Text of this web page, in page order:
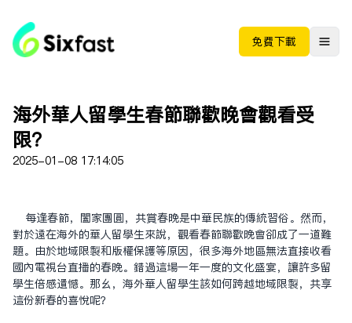
免费下载
海外华人留学生春节联欢晚会观看受
限？
2025-01-08 17:14:05
每逢春节，阖家团圆，共赏春晚是中华民族的传统习俗。然而，
对于远在海外的华人留学生来说，观看春节联欢晚会却成了一道难
题。由于地域限制和版权保护等原因，很多海外地区无法直接收看
国内电视台直播的春晚。错过这场一年一度的文化盛宴，让许多留
学生倍感遗憾。那么，海外华人留学生该如何跨越地域限制，共享
这份新春的喜悦呢？